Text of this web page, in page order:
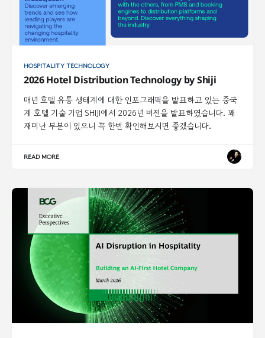
HOSPITALITY TECHNOLOGY
2026 Hotel Distribution Technology by Shiji
매년 호텔 유통 생태계에 대한 인포그래픽을 발표하고 있는 중국
계 호텔 기술 기업 SHIJI에서 2026년 버전을 발표하였습니다. 꽤
재미난 부분이 있으니 꼭 한번 확인해보시면 좋겠습니다.
READ MORE